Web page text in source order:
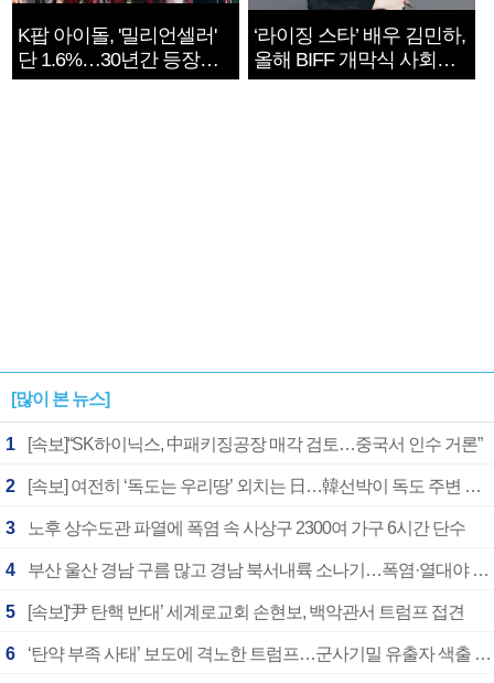
K팝 아이돌, '밀리언셀러'
단 1.6%…30년간 등장
1182개팀 전수조사
‘라이징 스타’ 배우 김민하,
올해 BIFF 개막식 사회자
확정
[많이 본 뉴스]
1 [속보]“SK하이닉스, 中패키징공장 매각 검토…중국서 인수 거론”
2 [속보] 여전히 ‘독도는 우리땅’ 외치는 日…韓선박이 독도 주변 해양조사 활동하자 반발
3 노후 상수도관 파열에 폭염 속 사상구 2300여 가구 6시간 단수
4 부산 울산 경남 구름 많고 경남 북서내륙 소나기…폭염·열대야 계속
5 [속보]‘尹 탄핵 반대’ 세계로교회 손현보, 백악관서 트럼프 접견
6 ‘탄약 부족 사태’ 보도에 격노한 트럼프…군사기밀 유출자 색출 지시